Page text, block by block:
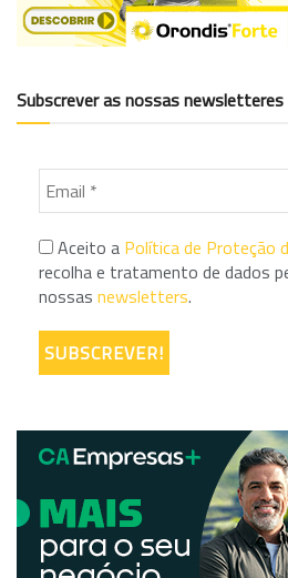
Subscrever as nossas newsletteres
Aceito a Política de Proteção
recolha e tratamento de dados
nossas newsletters.